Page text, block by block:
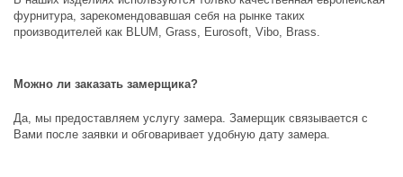
фурнитура, зарекомендовавшая себя на рынке таких
производителей как BLUM, Grass, Eurosoft, Vibo, Brass.
Можно ли заказать замерщика?
Да, мы предоставляем услугу замера. Замерщик связывается с
Вами после заявки и обговаривает удобную дату замера.